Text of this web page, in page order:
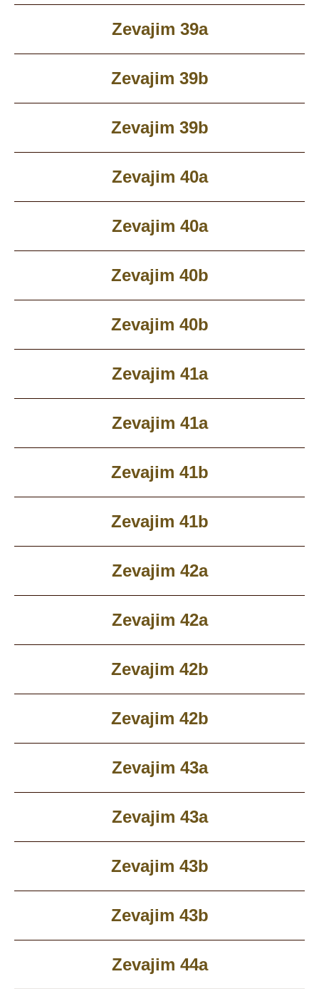
Zevajim 39a
Zevajim 39b
Zevajim 39b
Zevajim 40a
Zevajim 40a
Zevajim 40b
Zevajim 40b
Zevajim 41a
Zevajim 41a
Zevajim 41b
Zevajim 41b
Zevajim 42a
Zevajim 42a
Zevajim 42b
Zevajim 42b
Zevajim 43a
Zevajim 43a
Zevajim 43b
Zevajim 43b
Zevajim 44a